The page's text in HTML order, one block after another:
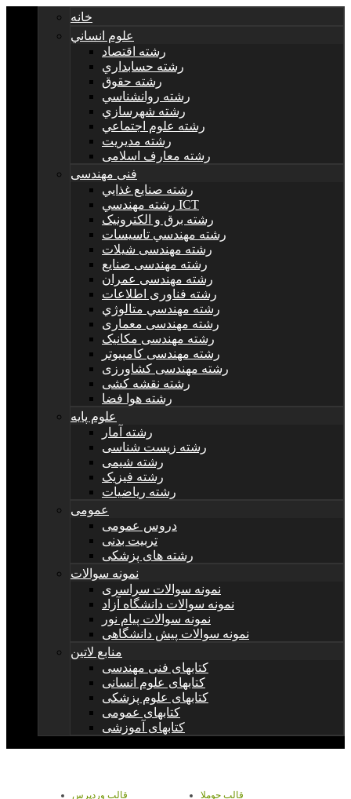
خانه
علوم انساني
رشته اقتصاد
رشته حسابداري
رشته حقوق
رشته روانشناسي
رشته شهرسازي
رشته علوم اجتماعي
رشته مديريت
رشته معارف اسلامی
فنی مهندسی
رشته صنايع غذايي
رشته مهندسي ICT
رشته برق و الکترونيک
رشته مهندسي تاسيسات
رشته مهندسی شیلات
رشته مهندسی صنایع
رشته مهندسی عمران
رشته فناوری اطلاعات
رشته مهندسي متالوژي
رشته مهندسی معماری
رشته مهندسی مکانیک
رشته مهندسی کامپیوتر
رشته مهندسی کشاورزی
رشته نقشه کشی
رشته هوا فضا
علوم پایه
رشته آمار
رشته زیست شناسی
رشته شیمی
رشته فیزیک
رشته ریاضیات
عمومی
دروس عمومی
تربیت بدنی
رشته های پزشکی
نمونه سوالات
نمونه سوالات سراسری
نمونه سوالات دانشگاه آزاد
نمونه سوالات پیام نور
نمونه سوالات پیش دانشگاهی
منابع لاتین
کتابهای فنی مهندسی
کتابهای علوم انسانی
کتابهای علوم پزشکی
کتابهای عمومی
کتابهای آموزشی
قالب جوملا
قالب وردپرس